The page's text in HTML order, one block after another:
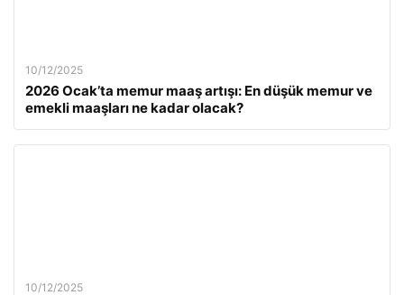
10/12/2025
2026 Ocak’ta memur maaş artışı: En düşük memur ve
emekli maaşları ne kadar olacak?
10/12/2025